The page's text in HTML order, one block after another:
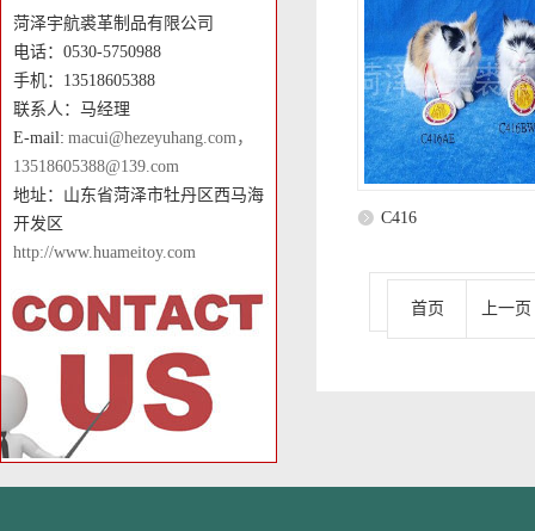
菏泽宇航裘革制品有限公司
电话：0530-5750988
手机：13518605388
联系人：马经理
E-mail: macui@hezeyuhang.com，
13518605388@139.com
地址：山东省菏泽市牡丹区西马海
开发区
http://www.huameitoy.com
C416
首页 上一页